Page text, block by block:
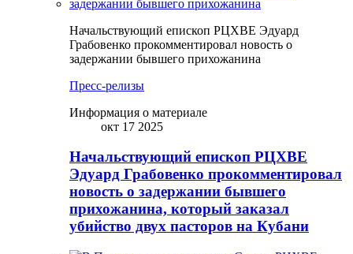
Начальствующий епископ РЦХВЕ Эдуард
Грабовенко прокомментировал новость о
задержании бывшего прихожанина
Пресс-релизы
Информация о материале
окт 17 2025
Начальствующий епископ РЦХВЕ
Эдуард Грабовенко прокомментировал
новость о задержании бывшего
прихожанина, который заказал
убийство двух пасторов на Кубани